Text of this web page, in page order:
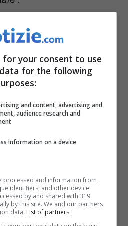
a
“Col governo
la
legata alla polizia
ha aggiunto quelle
le novità: “
governo Melonisi
il Ministro Matteo
prefetto di
your consent to use
for the following
and content, advertising and
audience research and
information on a device
processed and information from
identifiers, and other device
by and shared with 319
by this site. We and our partners
data. List of partners.